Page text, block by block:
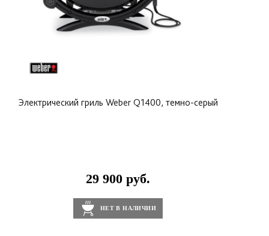
Электрический гриль Weber Q1400, темно-серый
29 900 руб.
НЕТ В НАЛИЧИИ